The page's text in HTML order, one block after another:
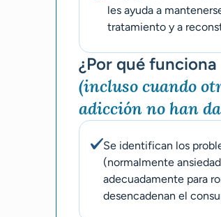
les ayuda a
tratamiento y a
¿Por qué funciona
(incluso cuando
adicción no han
Se identifican los
(normalmente
adecuadamente para
desencadenan el